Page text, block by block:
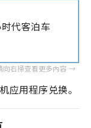
代客泊车
应用程序兑换。